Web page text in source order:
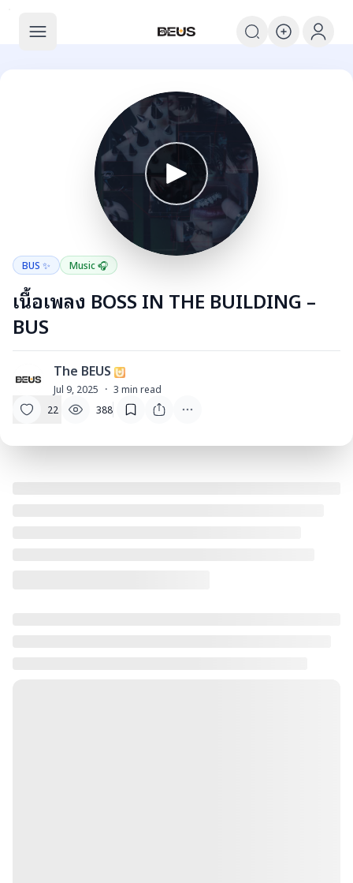
The BEUS
The BEUS - แหล่งรวมชุมชนแฟนค
BUS ✨ Music 🎧
เนื้อเพลง BOSS IN THE BUILDING –
BUS
T The BEUS
Jul 9, 2025 · 3 min read
22
388